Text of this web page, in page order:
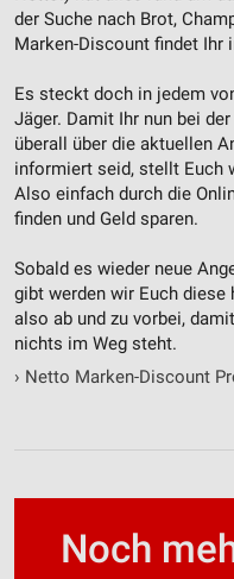
der Suche nach Brot,
Marken-Discount findet Ihr
Es steckt doch in jedem
Jäger. Damit Ihr nun bei
überall über die aktuellen
informiert seid, stellt Euch
Also einfach durch die
finden und Geld sparen.
Sobald es wieder neue
gibt werden wir Euch diese
also ab und zu vorbei,
nichts im Weg steht.
› Netto Marken-Discount
Noch